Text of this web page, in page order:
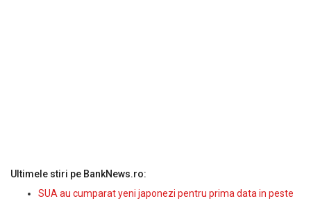
Ultimele stiri pe BankNews.ro:
SUA au cumparat yeni japonezi pentru prima data in peste